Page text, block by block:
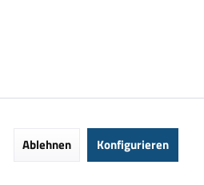
Ablehnen Konfigurieren